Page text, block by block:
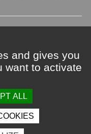
and gives you
want to activate
ALL